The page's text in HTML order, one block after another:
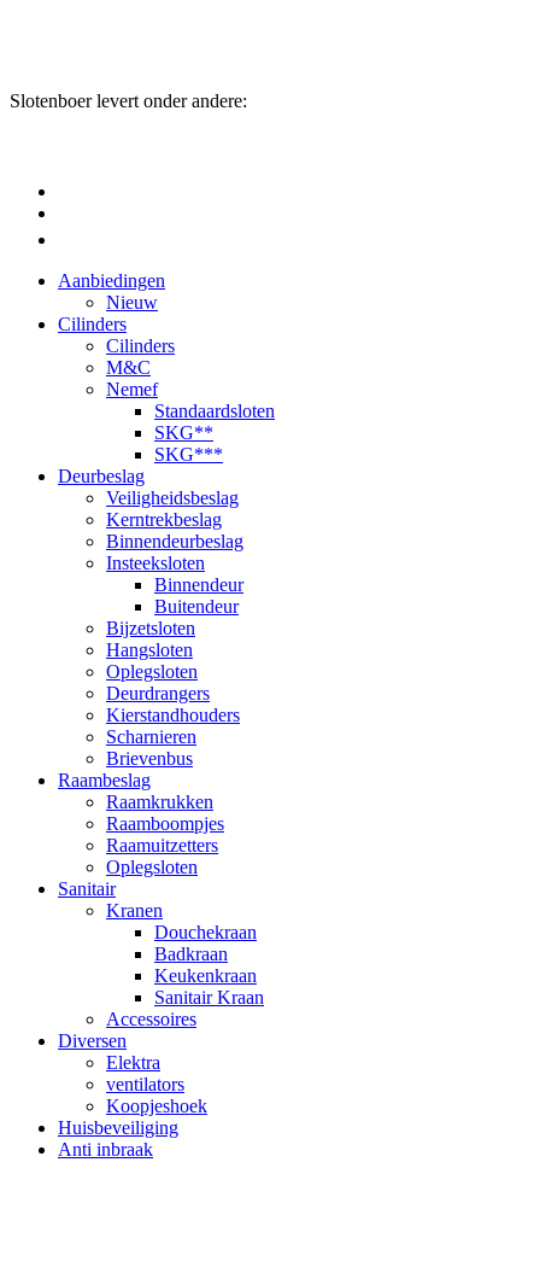
Slotenboer levert onder andere:
Aanbiedingen
Nieuw
Cilinders
Cilinders
M&C
Nemef
Standaardsloten
SKG**
SKG***
Deurbeslag
Veiligheidsbeslag
Kerntrekbeslag
Binnendeurbeslag
Insteeksloten
Binnendeur
Buitendeur
Bijzetsloten
Hangsloten
Oplegsloten
Deurdrangers
Kierstandhouders
Scharnieren
Brievenbus
Raambeslag
Raamkrukken
Raamboompjes
Raamuitzetters
Oplegsloten
Sanitair
Kranen
Douchekraan
Badkraan
Keukenkraan
Sanitair Kraan
Accessoires
Diversen
Elektra
ventilators
Koopjeshoek
Huisbeveiliging
Anti inbraak